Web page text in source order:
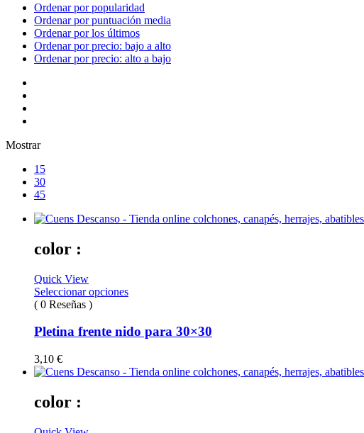
Ordenar por popularidad
Ordenar por puntuación media
Ordenar por los últimos
Ordenar por precio: bajo a alto
Ordenar por precio: alto a bajo
Mostrar
15
30
45
color :
Quick View
Seleccionar opciones
( 0 Reseñas )
Pletina frente nido para 30×30
3,10 €
color :